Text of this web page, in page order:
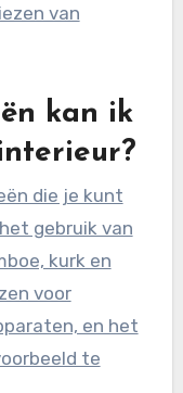
van
kan ik
die je kunt
gebruik van
kurk en
voor
en het
te